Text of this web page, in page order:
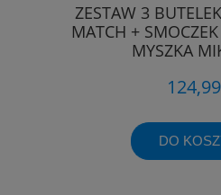
ZESTAW 3
MATCH + SMOCZEK
MYSZKA
DO